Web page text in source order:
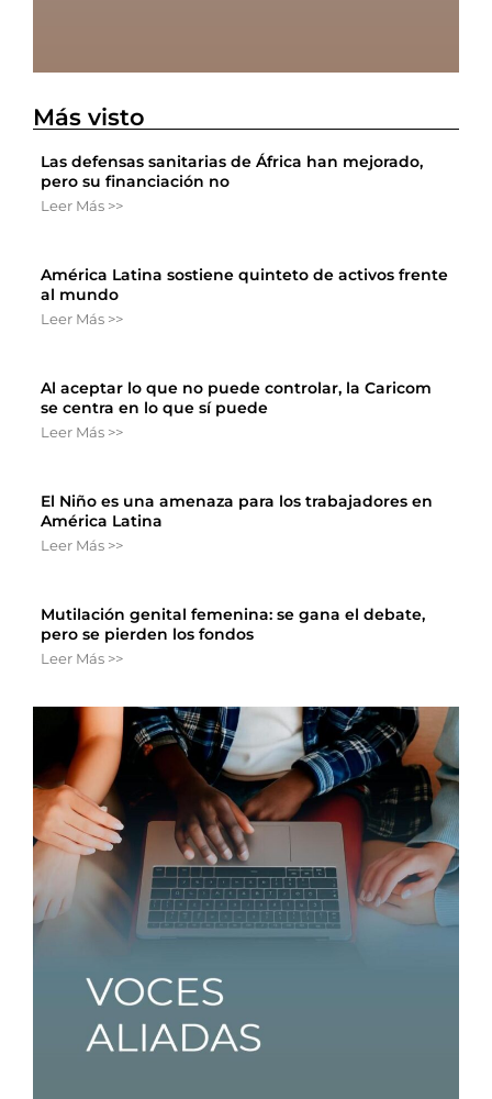
Más visto
Las defensas sanitarias de África han mejorado,
pero su financiación no
Leer Más >>
América Latina sostiene quinteto de activos frente
al mundo
Leer Más >>
Al aceptar lo que no puede controlar, la Caricom
se centra en lo que sí puede
Leer Más >>
El Niño es una amenaza para los trabajadores en
América Latina
Leer Más >>
Mutilación genital femenina: se gana el debate,
pero se pierden los fondos
Leer Más >>